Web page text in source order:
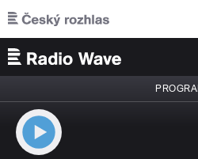
Přejít k hlavnímu obsahu